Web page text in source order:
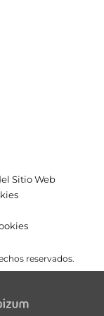
Sitio Web
reservados.